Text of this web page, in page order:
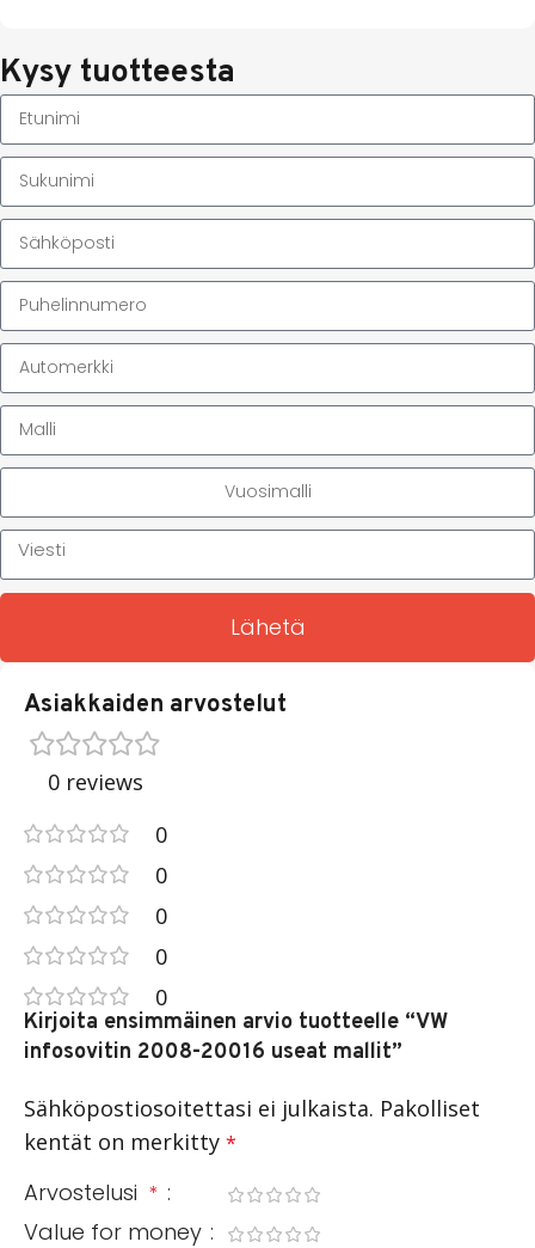
Kysy tuotteesta
Lähetä
Asiakkaiden arvostelut
0 reviews
0
0
0
0
0
Kirjoita ensimmäinen arvio tuotteelle “VW
infosovitin 2008-20016 useat mallit”
Sähköpostiosoitettasi ei julkaista. Pakolliset
kentät on merkitty *
Arvostelusi *
Value for money